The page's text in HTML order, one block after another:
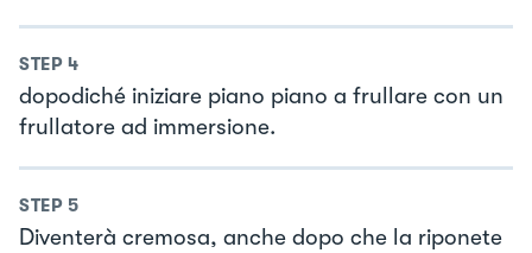
STEP 4
dopodiché iniziare piano piano a frullare con un
frullatore ad immersione.
STEP 5
Diventerà cremosa, anche dopo che la riponete